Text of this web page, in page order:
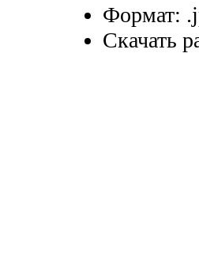
Формат:
Скачать